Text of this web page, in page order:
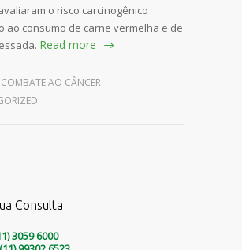
o risco carcinogênico
ao consumo de carne vermelha e de
Read more
AO CÂNCER
Consulta
3059 6000